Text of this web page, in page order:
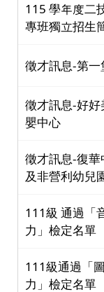
115 學年度二
專班獨立招生
徵才訊息-第一
徵才訊息-好
嬰中心
徵才訊息-復
及非營利幼兒
111級 通過「
力」檢定名單
111級通過「
力」檢定名單